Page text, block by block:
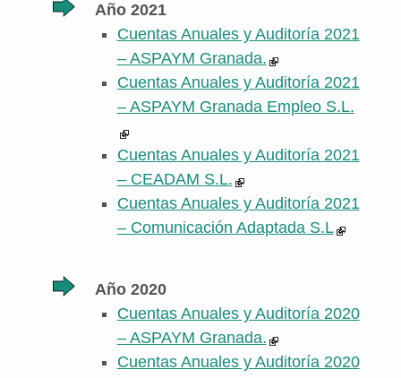
Año 2021
Cuentas Anuales y Auditoría 2021
– ASPAYM Granada.
Cuentas Anuales y Auditoría 2021
– ASPAYM Granada Empleo S.L.
Cuentas Anuales y Auditoría 2021
– CEADAM S.L.
Cuentas Anuales y Auditoría 2021
– Comunicación Adaptada S.L
Año 2020
Cuentas Anuales y Auditoría 2020
– ASPAYM Granada.
Cuentas Anuales y Auditoría 2020